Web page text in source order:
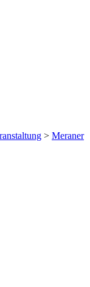
> Meraner